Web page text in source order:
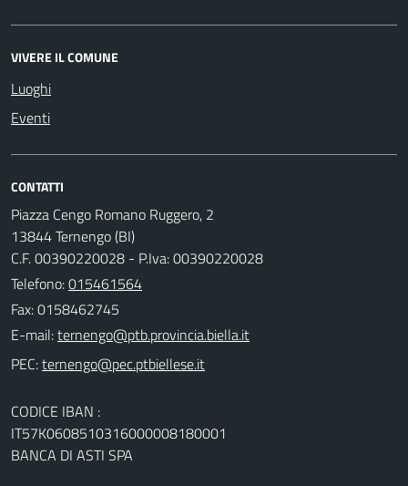
VIVERE IL COMUNE
Luoghi
Eventi
CONTATTI
Piazza Cengo Romano Ruggero, 2
13844 Ternengo (BI)
C.F. 00390220028 - P.Iva: 00390220028
Telefono:015461564
Fax: 0158462745
E-mail:
PEC:
CODICE IBAN :
IT57K0608510316000008180001
BANCA DI ASTI SPA